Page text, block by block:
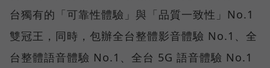
台獨有的「可靠性體驗」與「品質一致性」No.1
雙冠王，同時，包辦全台整體影音體驗 No.1、全
台整體語音體驗 No.1、全台 5G 語音體驗 No.1